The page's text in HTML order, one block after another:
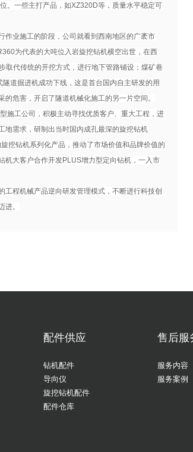
品，如XZ320D等，质量水平稳定可
作业施工的阶段，公司就看到西南地区的广袤市
为代表的大吨位入岩旋挖钻机横空出世，在西
取代传统的开挖方式，进行地下管路铺设；煤矿巷
道掘进机成功下线，这是首台国内自主研发的用
危害，开启了隧道机械化施工的另一片空间。
施工公司，积极主动寻找优质客户、重大工程，进
地需求，研制出当时国内成孔最深的旋挖钻机
挖钻机系列化产品，推动了市场价值和品牌价值的
机大客户合作开发PLUS增力型定向钻机，一入市
程机械产品逆向研发管理模式，不断进行科技创
进。
配件供应
钻机配件
导向仪
旋挖钻机配件
配件仓库
售后服
服务内容
服务案例